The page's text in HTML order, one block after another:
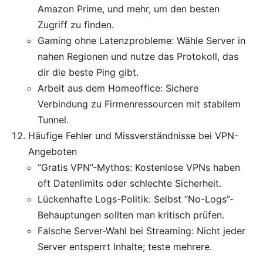
Amazon Prime, und mehr, um den besten
Zugriff zu finden.
Gaming ohne Latenzprobleme: Wähle Server in
nahen Regionen und nutze das Protokoll, das
dir die beste Ping gibt.
Arbeit aus dem Homeoffice: Sichere
Verbindung zu Firmenressourcen mit stabilem
Tunnel.
Häufige Fehler und Missverständnisse bei VPN-
Angeboten
“Gratis VPN”-Mythos: Kostenlose VPNs haben
oft Datenlimits oder schlechte Sicherheit.
Lückenhafte Logs-Politik: Selbst “No-Logs”-
Behauptungen sollten man kritisch prüfen.
Falsche Server-Wahl bei Streaming: Nicht jeder
Server entsperrt Inhalte; teste mehrere.